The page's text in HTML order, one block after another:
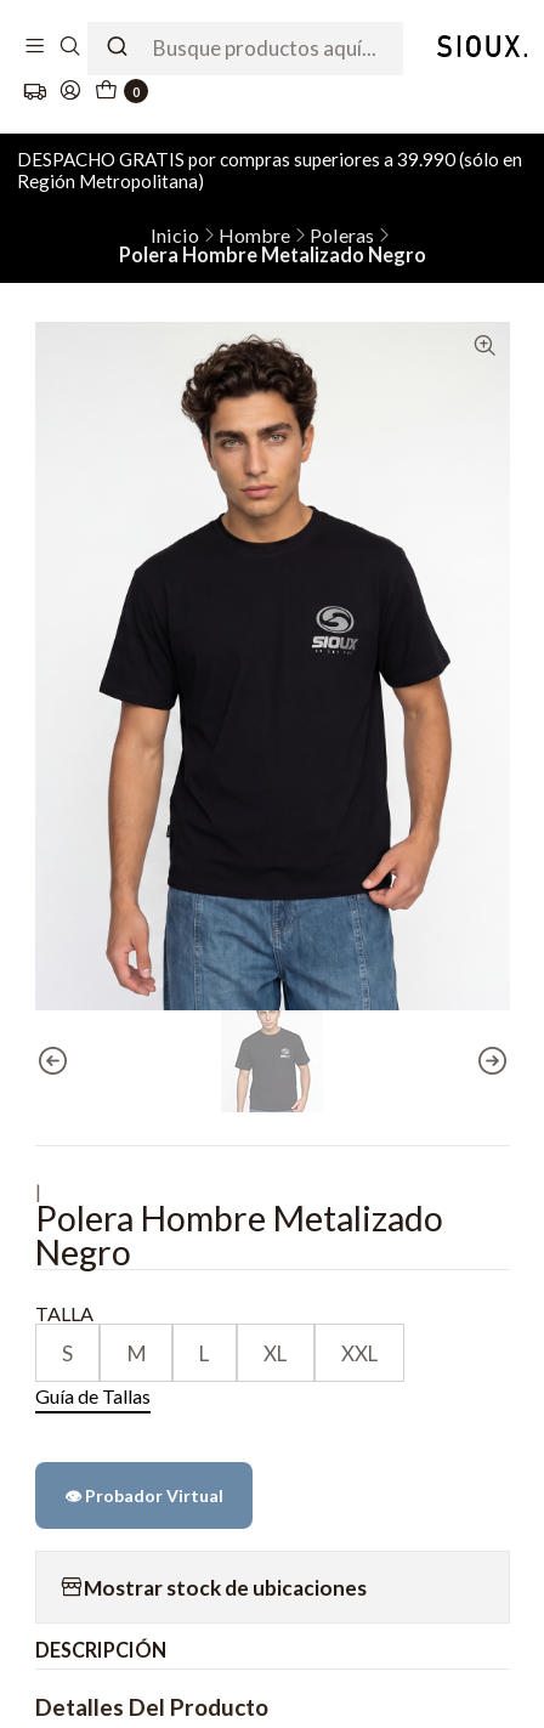
0
DESPACHO GRATIS por compras superiores a 39.990 (sólo en
Región Metropolitana)
Inicio Hombre
Poleras
Polera Hombre Metalizado Negro
|
Polera Hombre Metalizado
Negro
TALLA
S M L XL XXL
Guía de Tallas
👁️ Probador Virtual
Mostrar stock de ubicaciones
DESCRIPCIÓN
Detalles Del Producto